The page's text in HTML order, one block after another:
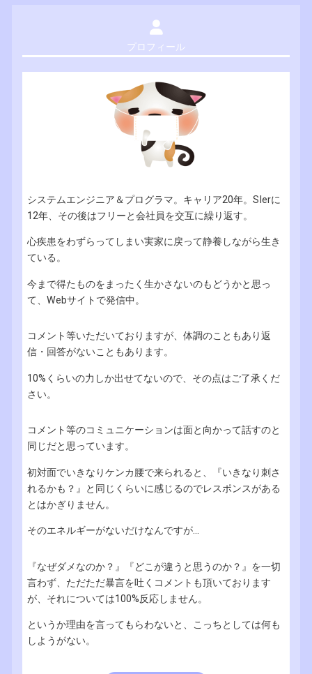
プロフィール
システムエンジニア＆プログラマ。キャリア20年。SIerに
12年、その後はフリーと会社員を交互に繰り返す。
心疾患をわずらってしまい実家に戻って静養しながら生き
ている。
今まで得たものをまったく生かさないのもどうかと思っ
て、Webサイトで発信中。
コメント等いただいておりますが、体調のこともあり返
信・回答がないこともあります。
10%くらいの力しか出せてないので、その点はご了承くだ
さい。
コメント等のコミュニケーションは面と向かって話すのと
同じだと思っています。
初対面でいきなりケンカ腰で来られると、『いきなり刺さ
れるかも？』と同じくらいに感じるのでレスポンスがある
とはかぎりません。
そのエネルギーがないだけなんですが...
『なぜダメなのか？』『どこが違うと思うのか？』を一切
言わず、ただただ暴言を吐くコメントも頂いております
が、それについては100%反応しません。
というか理由を言ってもらわないと、こっちとしては何も
しようがない。